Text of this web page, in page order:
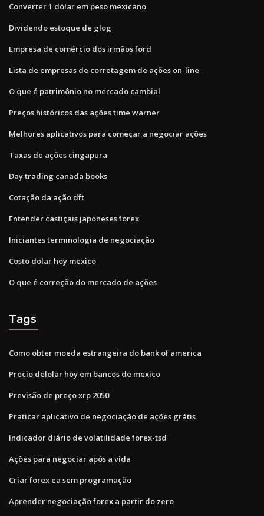
Converter 1 dólar em peso mexicano
Dividendo estoque de glog
Empresa de comércio dos irmãos ford
Lista de empresas de corretagem de ações on-line
O que é patrimônio no mercado cambial
Preços históricos das ações time warner
Melhores aplicativos para começar a negociar ações
Taxas de ações cingapura
Day trading canada books
Cotação da ação dft
Entender castiçais japoneses forex
Iniciantes terminologia de negociação
Costo dolar hoy mexico
O que é correção do mercado de ações
Tags
Como obter moeda estrangeira do bank of america
Precio delolar hoy em bancos de mexico
Previsão de preço xrp 2050
Praticar aplicativo de negociação de ações grátis
Indicador diário de volatilidade forex-tsd
Ações para negociar após a vida
Criar forex ea sem programação
Aprender negociação forex a partir do zero